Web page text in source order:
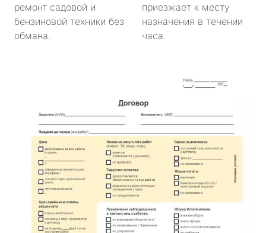
ремонт садовой и
бензиновой техники без
обмана.
приезжает к месту
назначения в течении
часа.